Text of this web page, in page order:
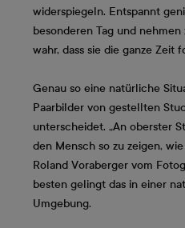
widerspiegeln. Entspannt
besonderen Tag und
wahr, dass sie die ganze Zeit
Genau so eine natürliche
Paarbilder von gestellten
unterscheidet. „An oberster
den Mensch so zu zeigen,
Roland Voraberger vom
besten gelingt das in einer
Umgebung.